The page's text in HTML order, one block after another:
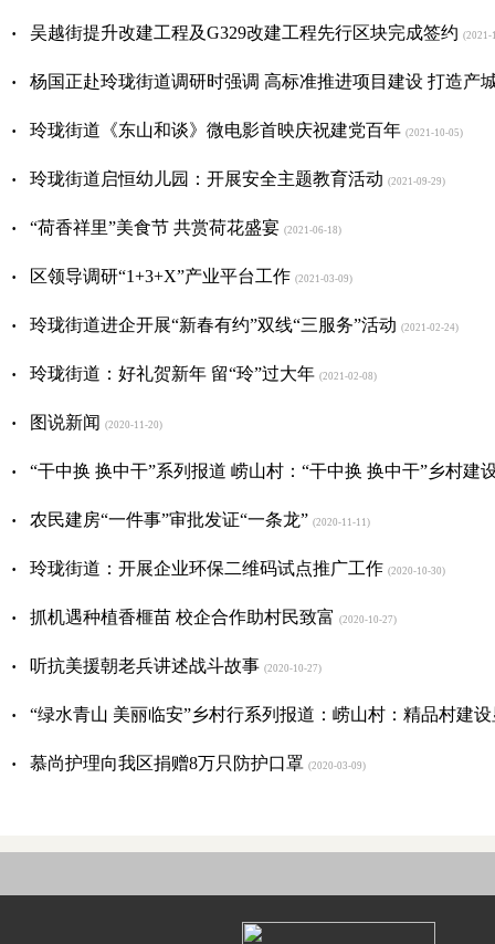
· 吴越街提升改建工程及G329改建工程先行区块完成签约 (2021-
· 杨国正赴玲珑街道调研时强调 高标准推进项目建设 打造产
· 玲珑街道《东山和谈》微电影首映庆祝建党百年 (2021-10-05)
· 玲珑街道启恒幼儿园：开展安全主题教育活动 (2021-09-29)
· “荷香祥里”美食节 共赏荷花盛宴 (2021-06-18)
· 区领导调研“1+3+X”产业平台工作 (2021-03-09)
· 玲珑街道进企开展“新春有约”双线“三服务”活动 (2021-02-24)
· 玲珑街道：好礼贺新年 留“玲”过大年 (2021-02-08)
· 图说新闻 (2020-11-20)
· “干中换 换中干”系列报道 崂山村：“干中换 换中干”乡村建
· 农民建房“一件事”审批发证“一条龙” (2020-11-11)
· 玲珑街道：开展企业环保二维码试点推广工作 (2020-10-30)
· 抓机遇种植香榧苗 校企合作助村民致富 (2020-10-27)
· 听抗美援朝老兵讲述战斗故事 (2020-10-27)
· “绿水青山 美丽临安”乡村行系列报道：崂山村：精品村建
· 慕尚护理向我区捐赠8万只防护口罩 (2020-03-09)